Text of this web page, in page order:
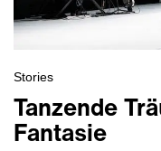
Stories
Tanzende
Fantasie